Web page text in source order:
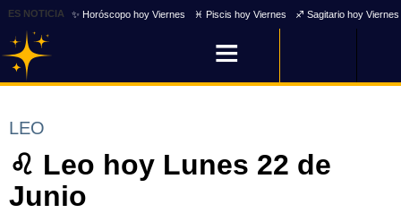
ES NOTICIA ✨ Horóscopo hoy Viernes ♓ Piscis hoy Viernes ♐ Sagitario hoy Viernes
LEO
♌ Leo hoy Lunes 22 de
Junio